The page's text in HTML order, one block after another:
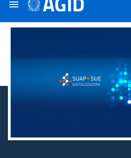
Piattaforme
e
Comunicazione